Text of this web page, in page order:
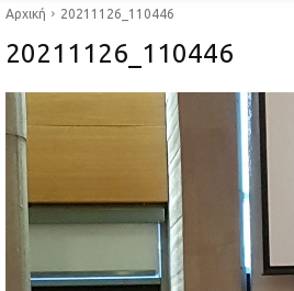
Αρχική 20211126_110446
20211126_110446